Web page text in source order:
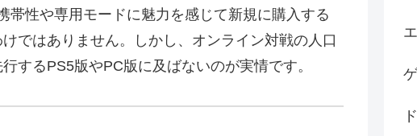
性や専用モードに魅力を感じて新規に購入する
ではありません。しかし、オンライン対戦の人口
するPS5版やPC版に及ばないのが実情です。